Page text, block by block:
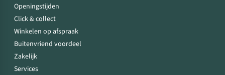
Openingstijden
Click & collect
Winkelen op afspraak
Buitenvriend voordeel
Zakelijk
Services